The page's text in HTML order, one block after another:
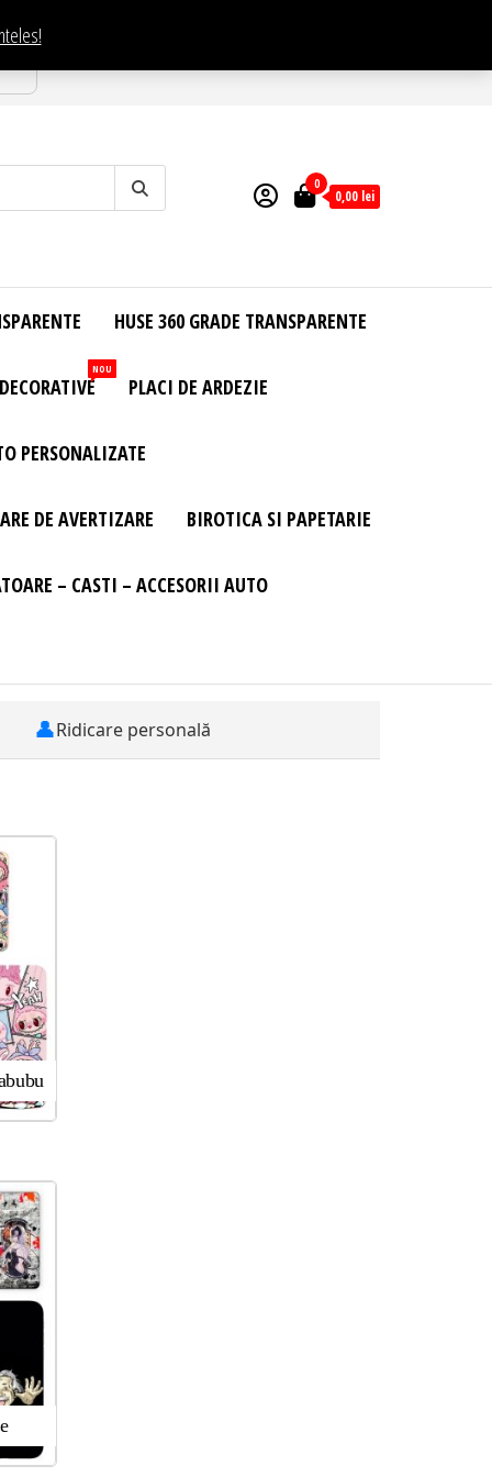
0
0,00 lei
HUSE 360 GRADE TRANSPARENTE
NOU
PLACI DE ARDEZIE
PERSONALIZATE
DE AVERTIZARE BIROTICA SI PAPETARIE
– CASTI – ACCESORII AUTO
👤Ridicare personală